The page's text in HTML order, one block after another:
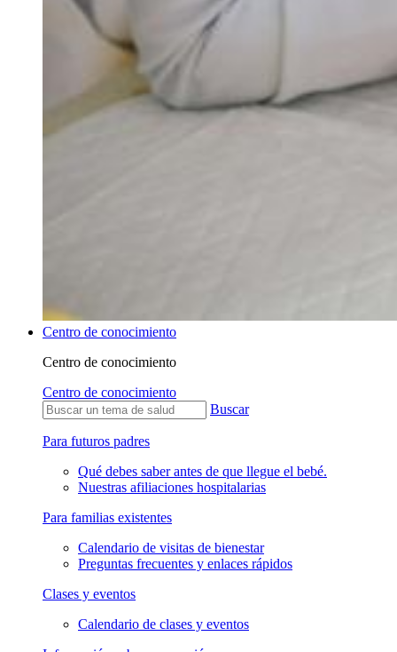
Centro de conocimiento
Centro de conocimiento
Centro de conocimiento
Buscar
Para futuros padres
Qué debes saber antes de que llegue el bebé.
Nuestras afiliaciones hospitalarias
Para familias existentes
Calendario de visitas de bienestar
Preguntas frecuentes y enlaces rápidos
Clases y eventos
Calendario de clases y eventos